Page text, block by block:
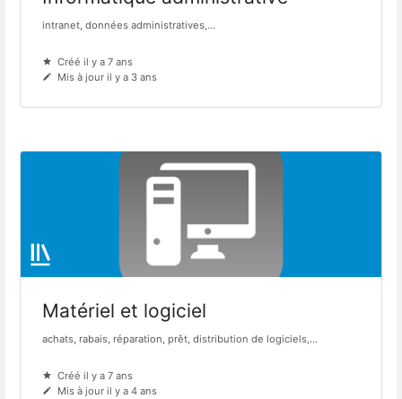
intranet, données administratives,...
Créé il y a 7 ans
Mis à jour il y a 3 ans
Matériel et logiciel
achats, rabais, réparation, prêt, distribution de logiciels,...
Créé il y a 7 ans
Mis à jour il y a 4 ans